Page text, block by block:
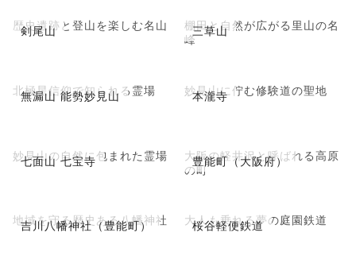
剣尾山
歴史遺跡と登山を楽しむ名山 三草山
棚田と自然が広がる里山の名
峰
無漏山 能勢妙見山
北極星信仰で知られる霊場 本瀧寺
妙見山に佇む修験道の聖地
七面山 七宝寺
妙見山の自然に包まれた霊場 豊能町（大阪府）
大阪の軽井沢と呼ばれる高原
の町
吉川八幡神社（豊能町）
地域を守る歴史ある八幡神社 桜谷軽便鉄道
大人も乗れる夢の庭園鉄道